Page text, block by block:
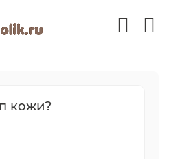
кожи?